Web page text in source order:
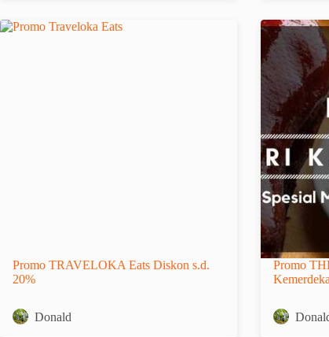
Promo TRAVELOKA Eats Diskon s.d.
20%
Donald
Promo